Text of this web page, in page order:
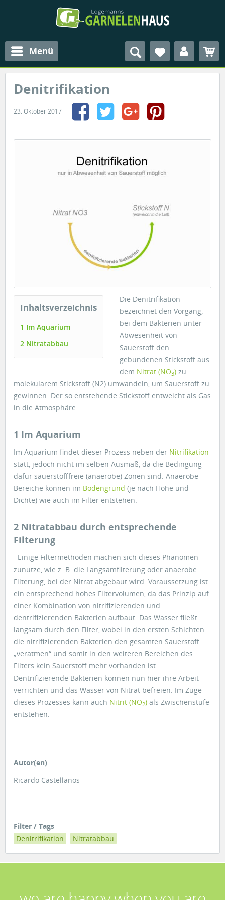
Menü
Denitrifikation
23. Oktober 2017
Inhaltsverzeichnis
1 Im Aquarium
2 Nitratabbau
Die Denitrifikation
bezeichnet den Vorgang,
bei dem Bakterien unter
Abwesenheit von
Sauerstoff den
gebundenen Stickstoff aus
dem Nitrat (NO3) zu
molekularem Stickstoff (N2) umwandeln, um Sauerstoff zu
gewinnen. Der so entstehende Stickstoff entweicht als Gas
in die Atmosphäre.
1 Im Aquarium
Im Aquarium findet dieser Prozess neben der Nitrifikation
statt, jedoch nicht im selben Ausmaß, da die Bedingung
dafür sauerstofffreie (anaerobe) Zonen sind. Anaerobe
Bereiche können im Bodengrund (je nach Höhe und
Dichte) wie auch im Filter entstehen.
2 Nitratabbau durch entsprechende
Filterung
Einige Filtermethoden machen sich dieses Phänomen
zunutze, wie z. B. die Langsamfilterung oder anaerobe
Filterung, bei der Nitrat abgebaut wird. Voraussetzung ist
ein entsprechend hohes Filtervolumen, da das Prinzip auf
einer Kombination von nitrifizierenden und
dentrifizierenden Bakterien aufbaut. Das Wasser fließt
langsam durch den Filter, wobei in den ersten Schichten
die nitrifizierenden Bakterien den gesamten Sauerstoff
„veratmen“ und somit in den weiteren Bereichen des
Filters kein Sauerstoff mehr vorhanden ist.
Dentrifizierende Bakterien können nun hier ihre Arbeit
verrichten und das Wasser von Nitrat befreien. Im Zuge
dieses Prozesses kann auch Nitrit (NO2) als Zwischenstufe
entstehen.
Autor(en)
Ricardo Castellanos
Filter / Tags
Denitrifikation
Nitratabbau